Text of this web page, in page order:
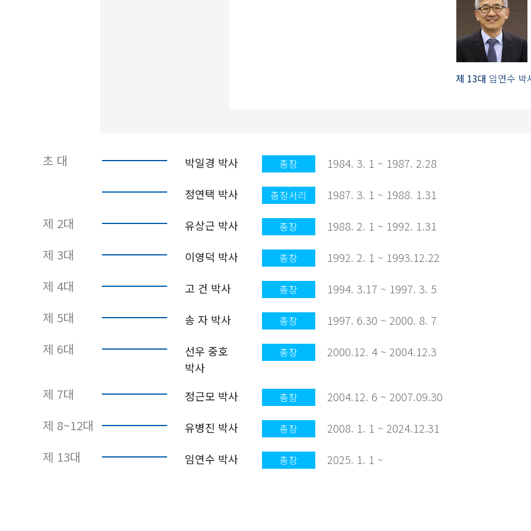
제 13대 임연수 박
초 대 박일경 박사 총장
1984. 3. 1 ~ 1987. 2.28
정연택 박사
총장서리 1987. 3. 1 ~ 1988. 1.31
제 2대 유상근 박사 총장 1988. 2. 1 ~ 1992. 1.31
제 3대 이영덕 박사 총장 1992. 2. 1 ~ 1993.12.22
제 4대 고 건 박사 총장 1994. 3.17 ~ 1997. 3. 5
제 5대 송 자 박사 총장 1997. 6.30 ~ 2000. 8. 7
제 6대
선우 중호
박사
총장 2000.12. 4 ~ 2004.12.3
제 7대 정근모 박사 총장 2004.12. 6 ~ 2007.09.30
제 8~12대 유병진 박사 총장 2008. 1. 1 ~ 2024.12.31
제 13대 임연수 박사 총장 2025. 1. 1 ~